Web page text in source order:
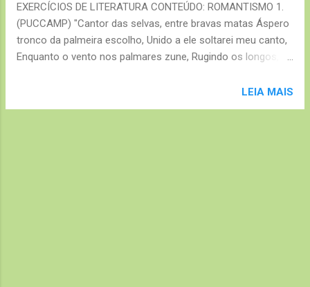
EXERCÍCIOS DE LITERATURA CONTEÚDO: ROMANTISMO 1.
(PUCCAMP) "Cantor das selvas, entre bravas matas Áspero
tronco da palmeira escolho, Unido a ele soltarei meu canto,
Enquanto o vento nos palmares zune, Rugindo os longos,
Gonçalves Dias, apresentam características da primeira
geração romântica:
LEIA MAIS